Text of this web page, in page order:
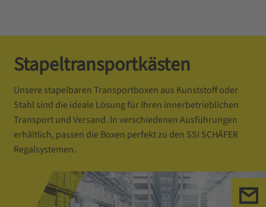
Stapeltransportkästen
Unsere stapelbaren Transportboxen aus Kunststoff oder
Stahl sind die ideale Lösung für Ihren innerbetrieblichen
Transport und Versand. In verschiedenen Ausführungen
erhältlich, passen die Boxen perfekt zu den SSI SCHÄFER
Regalsystemen.